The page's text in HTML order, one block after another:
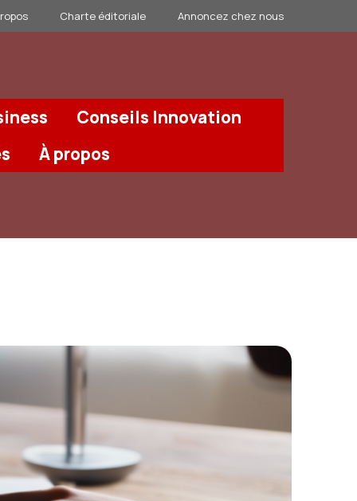
Charte éditoriale Annoncez chez nous
Conseils Innovation
À propos